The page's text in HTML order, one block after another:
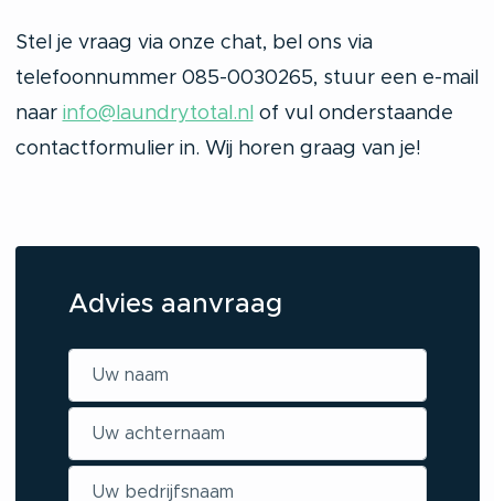
Stel je vraag via onze chat, bel ons via
telefoonnummer 085-0030265, stuur een e-mail
naar info@laundrytotal.nl of vul onderstaande
contactformulier in. Wij horen graag van je!
Advies aanvraag